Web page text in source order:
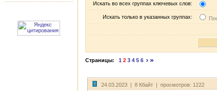
Искать во всех группах ключевых слов:
Искать только в указанных группах:
Страницы: 1 2 3 4 5 6
24.03.2023 | 8 Кбайт | просмотров: 1222